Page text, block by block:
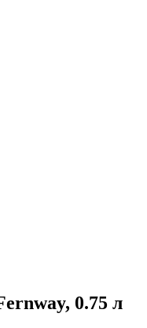
0.75 л